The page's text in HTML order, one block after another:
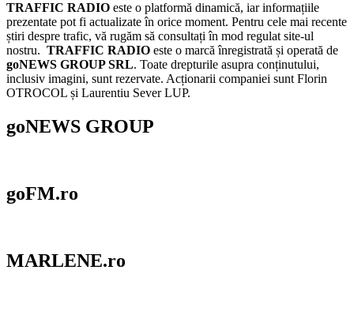
TRAFFIC RADIO este o platformă dinamică, iar informațiile
prezentate pot fi actualizate în orice moment. Pentru cele mai recente
știri despre trafic, vă rugăm să consultați în mod regulat site-ul
nostru. TRAFFIC RADIO este o marcă înregistrată și operată de
goNEWS GROUP SRL. Toate drepturile asupra conținutului,
inclusiv imagini, sunt rezervate. Acționarii companiei sunt Florin
OTROCOL și Laurentiu Sever LUP.
goNEWS GROUP
goFM.ro
MARLENE.ro